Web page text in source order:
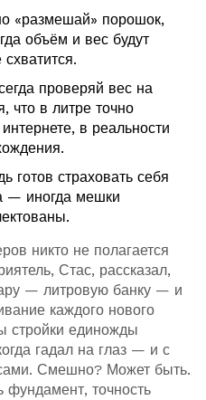
«размешай» порошок,
объём и вес будут
проверяй вес на
что в литре точно
в реальности
готов страховать себя
— иногда мешки
никто не полагается
Стас, рассказал,
— литровую банку — и
каждого нового
стройки единожды
гадал на глаз — и с
Смешно? Может быть.
фундамент, точность